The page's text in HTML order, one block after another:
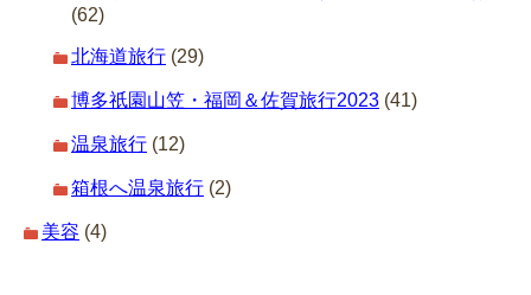
(62)
北海道旅行 (29)
博多祇園山笠・福岡＆佐賀旅行2023 (41)
温泉旅行 (12)
箱根へ温泉旅行 (2)
美容 (4)